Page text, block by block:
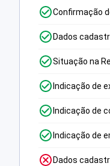
Confirmação
Dados
Situação na
Indicação de
Indicação de
Indicação de
Dados